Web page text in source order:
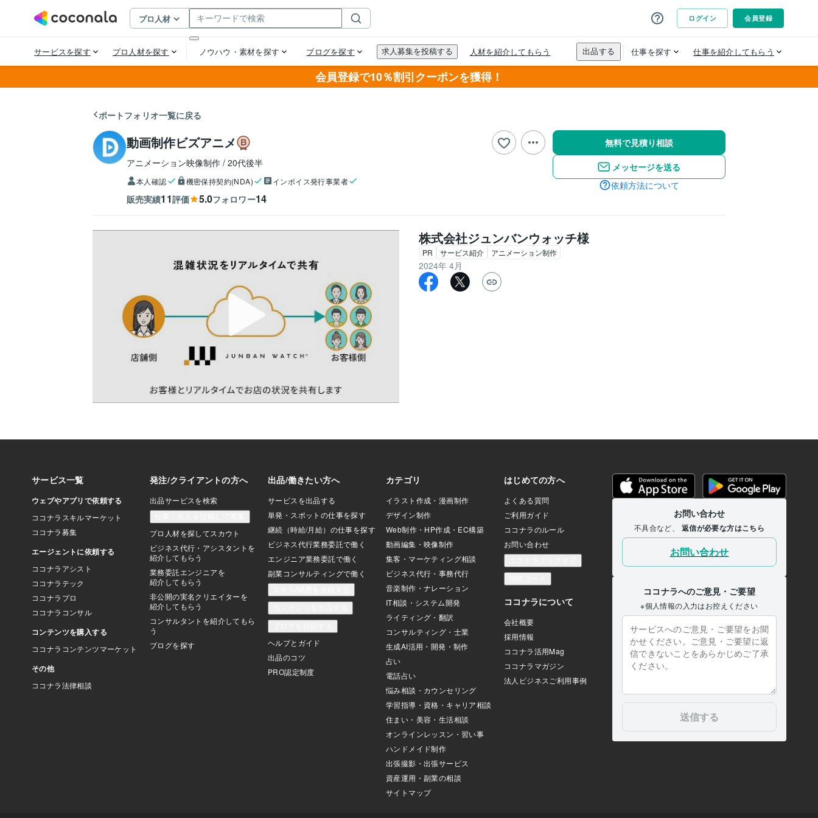
会員登録で10％割引クーポンを獲得！
ポートフォリオ一覧に戻る
動画制作ビズアニメ
アニメーション映像制作 20代後半
本人確認 機密保持契約(NDA) インボイス発行事業者
販売実績11評価 5.0フォロワー14
無料で見積り相談
メッセージを送る
依頼方法について
株式会社ジュンバンウォッチ様
PR サービス紹介 アニメーション制作
2024年 4月